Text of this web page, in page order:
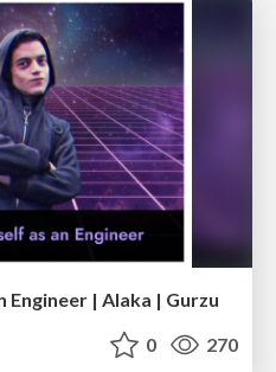
| Alaka | Gurzu
0 270